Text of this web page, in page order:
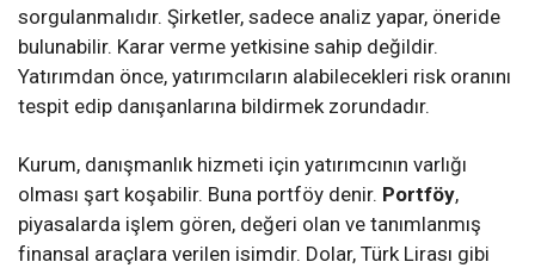
sorgulanmalıdır. Şirketler, sadece analiz yapar, öneride
bulunabilir. Karar verme yetkisine sahip değildir.
Yatırımdan önce, yatırımcıların alabilecekleri risk oranını
tespit edip danışanlarına bildirmek zorundadır.
Kurum, danışmanlık hizmeti için yatırımcının varlığı
olması şart koşabilir. Buna portföy denir. Portföy,
piyasalarda işlem gören, değeri olan ve tanımlanmış
finansal araçlara verilen isimdir. Dolar, Türk Lirası gibi